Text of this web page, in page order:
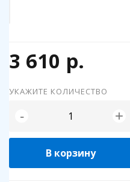
3 610 р.
УКАЖИТЕ КОЛИЧЕСТВО
- +
В корзину